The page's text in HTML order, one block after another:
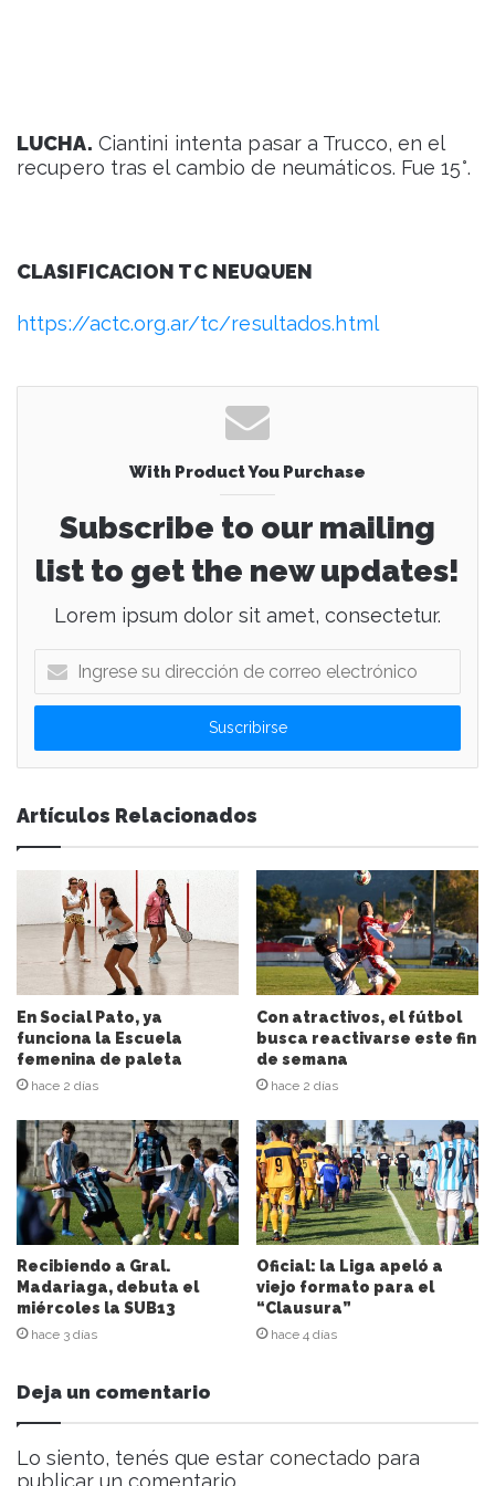
LUCHA. Ciantini intenta pasar a Trucco, en el
recupero tras el cambio de neumáticos. Fue 15°.
CLASIFICACION TC NEUQUEN
https://actc.org.ar/tc/resultados.html
With Product You Purchase
Subscribe to our mailing
list to get the new updates!
Lorem ipsum dolor sit amet, consectetur.
g
e
s
u
d
c
i
ó
n
d
c
o
r
r
e
o
e
l
e
c
ó
n
i
c
Artículos Relacionados
En Social Pato, ya
funciona la Escuela
femenina de paleta
hace 2 días
Con atractivos, el fútbol
busca reactivarse este fin
de semana
hace 2 días
Recibiendo a Gral.
Madariaga, debuta el
miércoles la SUB13
hace 3 días
Oficial: la Liga apeló a
viejo formato para el
“Clausura”
hace 4 días
Deja un comentario
Lo siento, tenés que estar conectado para
publicar un comentario.